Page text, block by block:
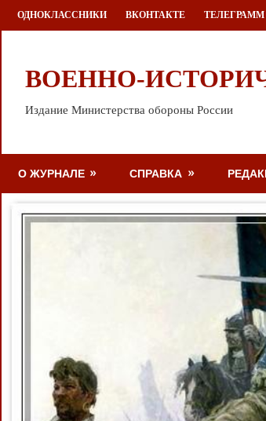
Перейти
к
ОДНОКЛАССНИКИ ВКОНТАКТЕ ТЕЛЕГРАММ
ВОЕННО-
Издание Министерства обороны России
О ЖУРНАЛЕ СПРАВКА